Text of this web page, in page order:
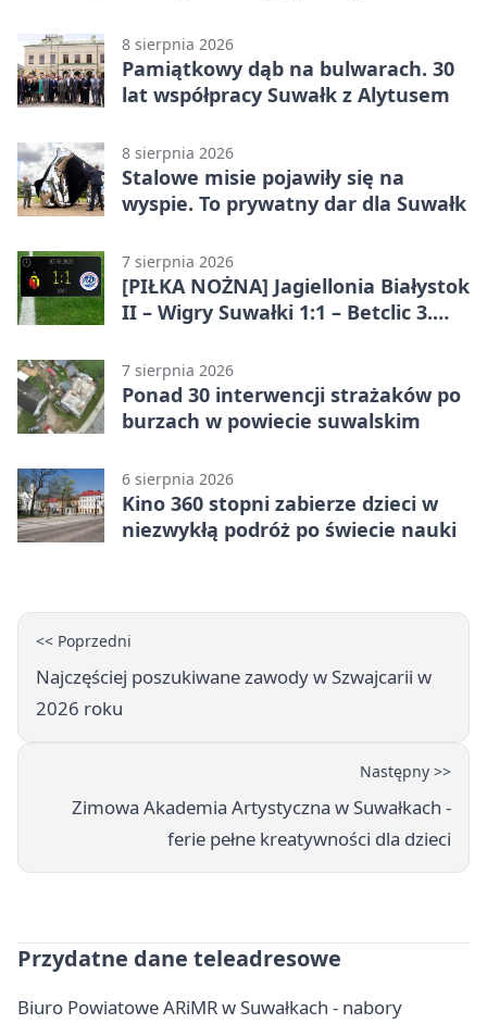
8 sierpnia 2026
Pamiątkowy dąb na bulwarach. 30
lat współpracy Suwałk z Alytusem
8 sierpnia 2026
Stalowe misie pojawiły się na
wyspie. To prywatny dar dla Suwałk
7 sierpnia 2026
[PIŁKA NOŻNA] Jagiellonia Białystok
II – Wigry Suwałki 1:1 – Betclic 3.
7 sierpnia 2026
Ponad 30 interwencji strażaków po
burzach w powiecie suwalskim
6 sierpnia 2026
Kino 360 stopni zabierze dzieci w
niezwykłą podróż po świecie nauki
<< Poprzedni
Najczęściej poszukiwane zawody w Szwajcarii w
2026 roku
Następny >>
Zimowa Akademia Artystyczna w Suwałkach -
ferie pełne kreatywności dla dzieci
Przydatne dane teleadresowe
Biuro Powiatowe ARiMR w Suwałkach - nabory